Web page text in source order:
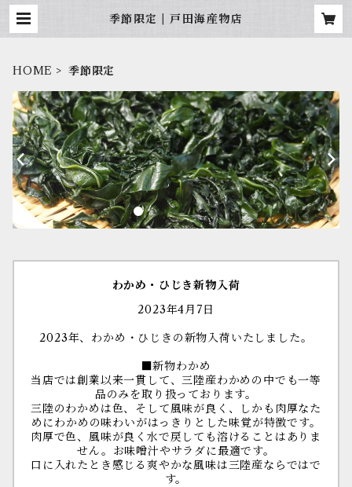
季節限定 | 戸田海産物店
HOME 季節限定
わかめ・ひじき新物入荷
2023年4月7日
2023年、わかめ・ひじきの新物入荷いたしました。
■新物わかめ
当店では創業以来一貫して、三陸産わかめの中でも一等
品のみを取り扱っております。
三陸のわかめは色、そして風味が良く、しかも肉厚なた
めにわかめの味わいがはっきりとした味覚が特徴です。
肉厚で色、風味が良く水で戻しても溶けることはありま
せん。お味噌汁やサラダに最適です。
口に入れたとき感じる爽やかな風味は三陸産ならではで
す。